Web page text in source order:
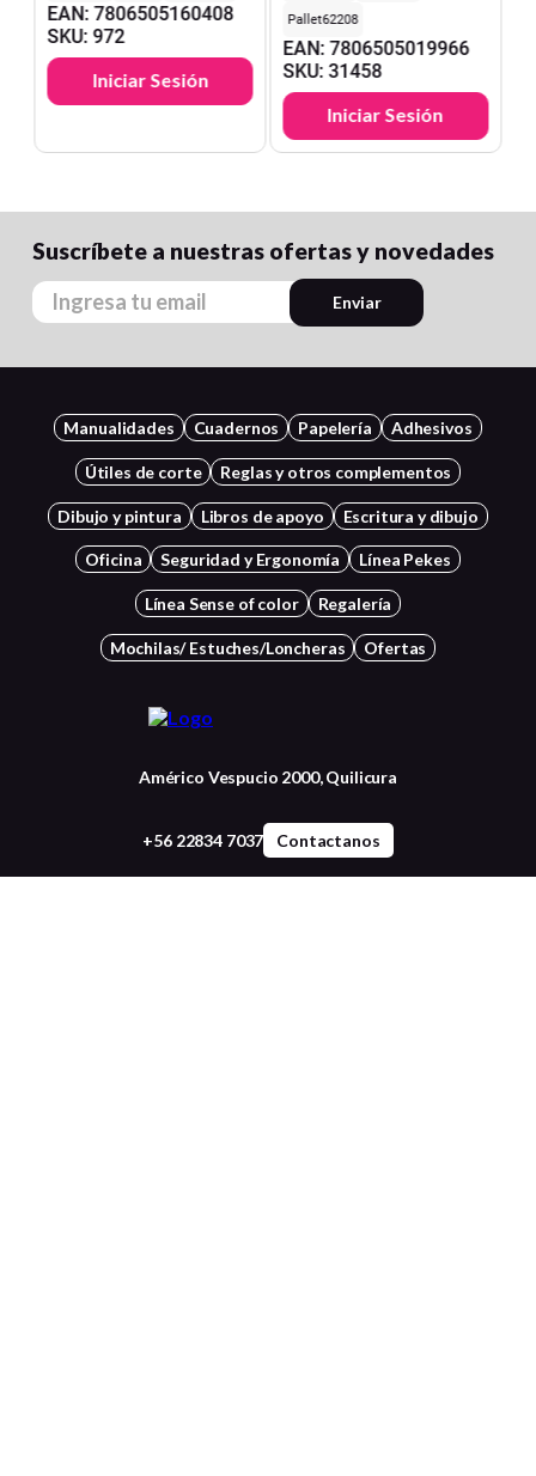
EAN:7806505160408
SKU:972
Iniciar Sesión
62208
EAN:7806505019966
SKU:31458
Iniciar Sesión
Suscríbete a nuestras ofertas y novedades
Enviar
Manualidades Cuadernos Papelería Adhesivos
Útiles de corte Reglas y otros complementos
Dibujo y pintura Libros de apoyo Escritura y dibujo
Oficina Seguridad y Ergonomía Línea Pekes
Línea Sense of color Regalería
Mochilas/ Estuches/Loncheras Ofertas
Américo Vespucio 2000, Quilicura
+56 22834 7037 Contactanos